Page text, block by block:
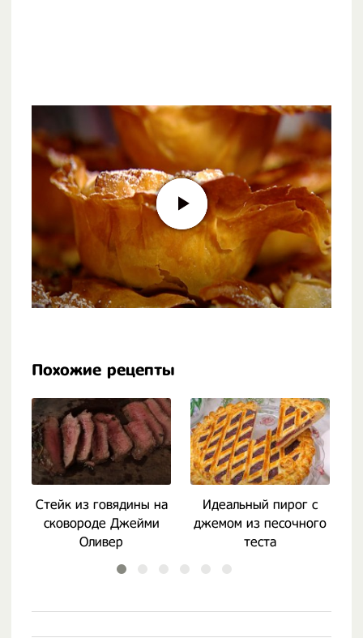
Похожие рецепты
Стейк из говядины на
сковороде Джейми
Оливер
Идеальный пирог с
джемом из песочного
теста